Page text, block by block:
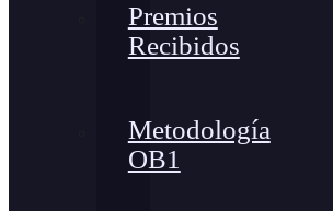
Premios
Recibidos
Metodología
OB1